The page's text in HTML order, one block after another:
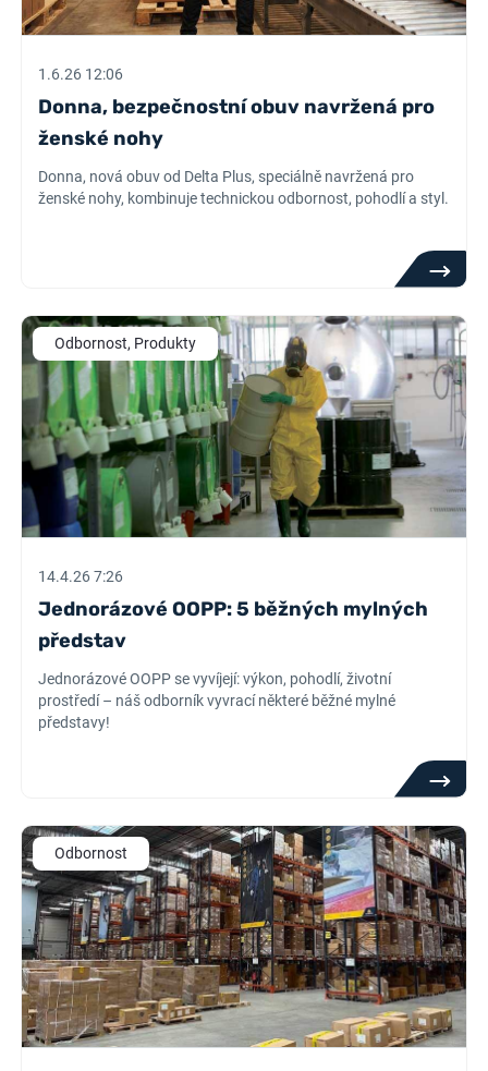
1.6.26 12:06
Donna, bezpečnostní obuv navržená pro
ženské nohy
Donna, nová obuv od Delta Plus, speciálně navržená pro
ženské nohy, kombinuje technickou odbornost, pohodlí a styl.
Odbornost, Produkty
14.4.26 7:26
Jednorázové OOPP: 5 běžných mylných
představ
Jednorázové OOPP se vyvíjejí: výkon, pohodlí, životní
prostředí – náš odborník vyvrací některé běžné mylné
představy!
Odbornost